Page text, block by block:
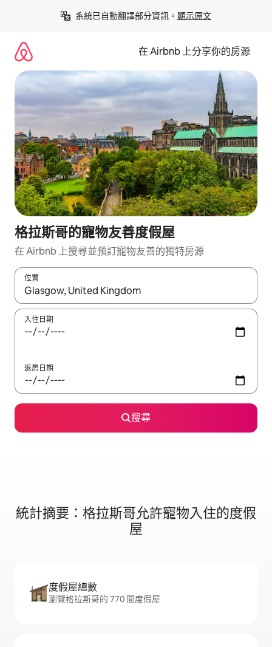
系統已自動翻譯部分資訊。 顯示原文
在 Airbnb 上分享你的房源
格拉斯哥的寵物友善度假屋
在 Airbnb 上搜尋並預訂寵物友善的獨特房源
位置
如有搜尋結果，瀏覽內容時請使用上下箭頭，或輕點、滑動裝置。
入住日期
退房日期
搜尋
統計摘要：格拉斯哥允許寵物入住的度假
屋
度假屋總數
瀏覽格拉斯哥的 770 間度假屋